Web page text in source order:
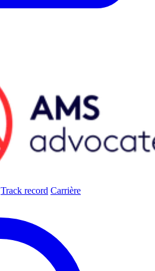
Track record Carrière